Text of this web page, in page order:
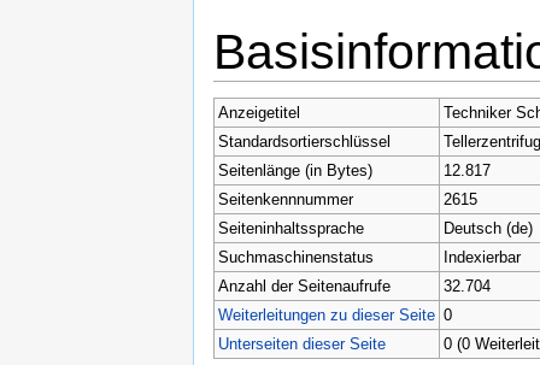
Anzeigetitel
Techniker
Standardsortierschlüssel
Seitenlänge (in Bytes)
12.817
Seitenkennnummer
2615
Seiteninhaltssprache
Deutsch (de)
Suchmaschinenstatus
Indexierbar
Anzahl der Seitenaufrufe
32.704
Weiterleitungen zu dieser Seite 0
Unterseiten dieser Seite
0 (0